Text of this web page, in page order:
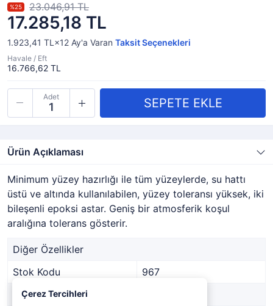
17.285,18 TL
%25 23.046,91 TL
1.923,41 TL×12 Ay'a Varan Taksit Seçenekleri
Havale / Eft
16.766,62 TL
Adet
Ürün Açıklaması
Minimum yüzey hazırlığı ile tüm yüzeylerde, su hattı
üstü ve altında kullanılabilen, yüzey toleransı yüksek, iki
bileşenli epoksi astar. Geniş bir atmosferik koşul
aralığına tolerans gösterir.
Diğer Özellikler
Stok Kodu
967
Marka
Çerez Tercihleri